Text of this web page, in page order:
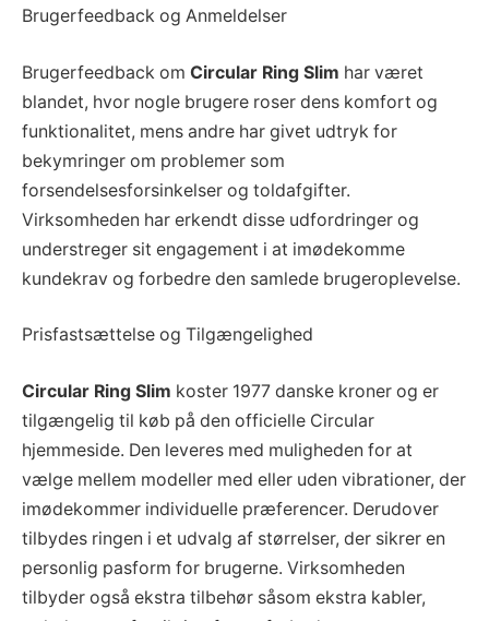
Brugerfeedback og Anmeldelser
Brugerfeedback om Circular Ring Slim har været
blandet, hvor nogle brugere roser dens komfort og
funktionalitet, mens andre har givet udtryk for
bekymringer om problemer som
forsendelsesforsinkelser og toldafgifter.
Virksomheden har erkendt disse udfordringer og
understreger sit engagement i at imødekomme
kundekrav og forbedre den samlede brugeroplevelse.
Prisfastsættelse og Tilgængelighed
Circular Ring Slim koster 1977 danske kroner og er
tilgængelig til køb på den officielle Circular
hjemmeside. Den leveres med muligheden for at
vælge mellem modeller med eller uden vibrationer, der
imødekommer individuelle præferencer. Derudover
tilbydes ringen i et udvalg af størrelser, der sikrer en
personlig pasform for brugerne. Virksomheden
tilbyder også ekstra tilbehør såsom ekstra kabler,